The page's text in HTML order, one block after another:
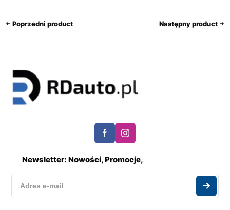
Poprzedni product Następny product
Newsletter: Nowości, Promocje,